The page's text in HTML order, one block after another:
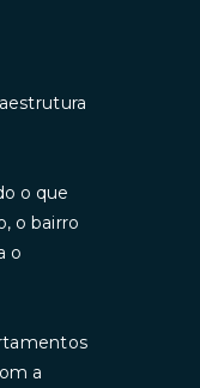
o que
o bairro
o
a